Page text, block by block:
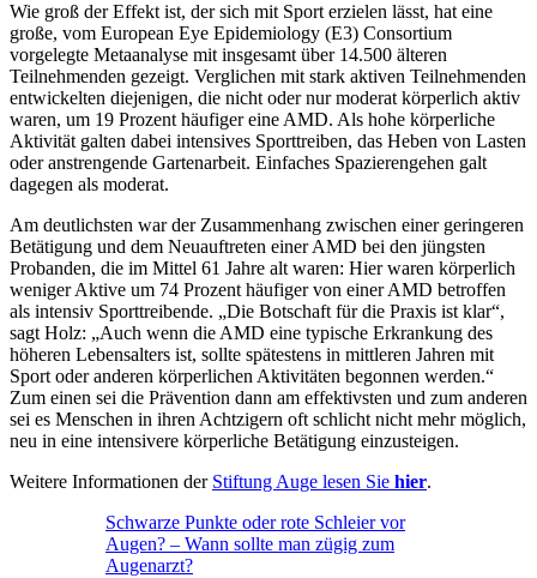
Wie groß der Effekt ist, der sich mit Sport erzielen lässt, hat eine
große, vom European Eye Epidemiology (E3) Consortium
vorgelegte Metaanalyse mit insgesamt über 14.500 älteren
Teilnehmenden gezeigt. Verglichen mit stark aktiven Teilnehmenden
entwickelten diejenigen, die nicht oder nur moderat körperlich aktiv
waren, um 19 Prozent häufiger eine AMD. Als hohe körperliche
Aktivität galten dabei intensives Sporttreiben, das Heben von Lasten
oder anstrengende Gartenarbeit. Einfaches Spazierengehen galt
dagegen als moderat.
Am deutlichsten war der Zusammenhang zwischen einer geringeren
Betätigung und dem Neuauftreten einer AMD bei den jüngsten
Probanden, die im Mittel 61 Jahre alt waren: Hier waren körperlich
weniger Aktive um 74 Prozent häufiger von einer AMD betroffen
als intensiv Sporttreibende. „Die Botschaft für die Praxis ist klar“,
sagt Holz: „Auch wenn die AMD eine typische Erkrankung des
höheren Lebensalters ist, sollte spätestens in mittleren Jahren mit
Sport oder anderen körperlichen Aktivitäten begonnen werden.“
Zum einen sei die Prävention dann am effektivsten und zum anderen
sei es Menschen in ihren Achtzigern oft schlicht nicht mehr möglich,
neu in eine intensivere körperliche Betätigung einzusteigen.
Weitere Informationen der Stiftung Auge lesen Sie hier.
Schwarze Punkte oder rote Schleier vor
Augen? – Wann sollte man zügig zum
Augenarzt?